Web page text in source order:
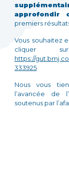
approfondir
premiers
Vous souhaitez
cliquer
https://
333925
Nous vous
l’avancée de
soutenus par l’afa